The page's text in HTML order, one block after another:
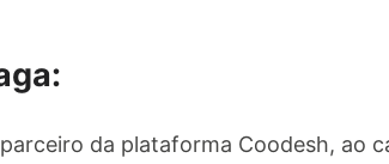
da plataforma Coodesh, ao